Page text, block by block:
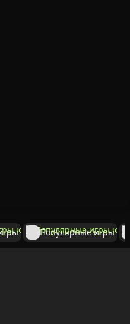
Популярные игры